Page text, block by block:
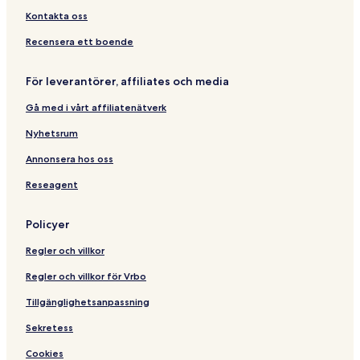
t
s
i
t
s
s
,
e
e
t
y
e
t
e
h
c
c
e
s
l
s
e
s
r
e
t
e
W
t
o
t
o
e
l
&
M
r
a
s
Kontakta oss
Recensera ett boende
För leverantörer, affiliates och media
Gå med i vårt affiliatenätverk
Nyhetsrum
Annonsera hos oss
Reseagent
Policyer
Regler och villkor
Regler och villkor för Vrbo
Tillgänglighetsanpassning
Sekretess
Cookies